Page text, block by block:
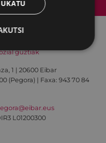
Cookien politika
guztiak
1 | 20600 Eibar
(Pegora) | Faxa: 943 70 84
L01200300